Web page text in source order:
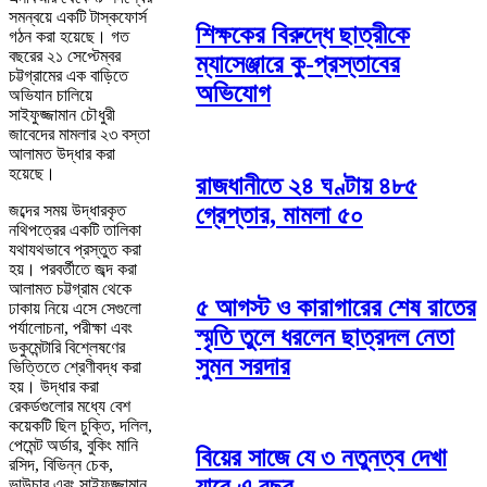
সমন্বয়ে একটি টাস্কফোর্স
গঠন করা হয়েছে। গত
বছরের ২১ সেপ্টেম্বর
চট্টগ্রামের এক বাড়িতে
অভিযান চালিয়ে
সাইফুজ্জামান চৌধুরী
জাবেদের মামলার ২৩ বস্তা
আলামত উদ্ধার করা
হয়েছে।
‎‎জব্দের সময় উদ্ধারকৃত
নথিপত্রের একটি তালিকা
যথাযথভাবে প্রস্তুত করা
হয়। পরবর্তীতে জব্দ করা
আলামত চট্টগ্রাম থেকে
ঢাকায় নিয়ে এসে সেগুলো
পর্যালোচনা, পরীক্ষা এবং
ডকুমেন্টারি বিশ্লেষণের
ভিত্তিতে শ্রেণীবদ্ধ করা
হয়। উদ্ধার করা
রেকর্ডগুলোর মধ্যে বেশ
কয়েকটি ছিল চুক্তি, দলিল,
পেমেন্ট অর্ডার, বুকিং মানি
রসিদ, বিভিন্ন চেক,
শিক্ষকের বিরুদ্ধে ছাত্রীকে
ম্যাসেঞ্জারে কু-প্রস্তাবের
অভিযোগ
রাজধানীতে ২৪ ঘণ্টায় ৪৮৫
গ্রেপ্তার, মামলা ৫০
৫ আগস্ট ও কারাগারের শেষ রাতের
স্মৃতি তুলে ধরলেন ছাত্রদল নেতা
সুমন সরদার
বিয়ের সাজে যে ৩ নতুনত্ব দেখা